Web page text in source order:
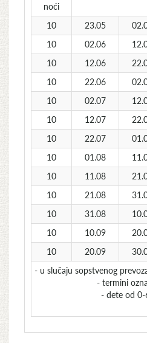
noći
10 23.05
10
02.06
10
12.06
10
22.06
10
02.07
10
12.07
10
22.07
10
01.08
10
11.08
10
21.08
10
31.08
10
10.09
10
20.09
- u slučaju sopstvenog
- termini
- dete od 0-